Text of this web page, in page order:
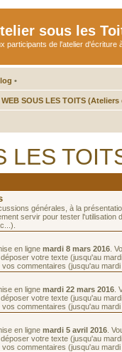
sous les
participants de l'atelier d'écriture
•
SOUS LES TOITS
LES
générales, à la
servir pour tester l'utilisation
en ligne mardi 8 mars 2016 .
votre texte (jusqu'au
commentaires (jusqu'au
en ligne mardi 22 mars 2016 .
votre texte (jusqu'au
commentaires (jusqu'au
en ligne mardi 5 avril 2016 .
votre texte (jusqu'au
commentaires (jusqu'au